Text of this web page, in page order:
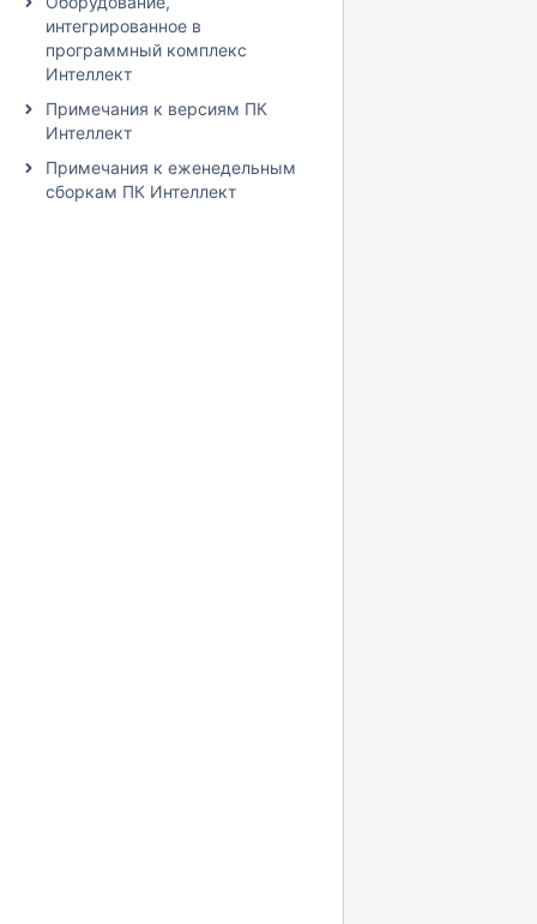
интегрированное в
программный комплекс
Интеллект
Примечания к версиям ПК
Интеллект
Примечания к еженедельным
сборкам ПК Интеллект